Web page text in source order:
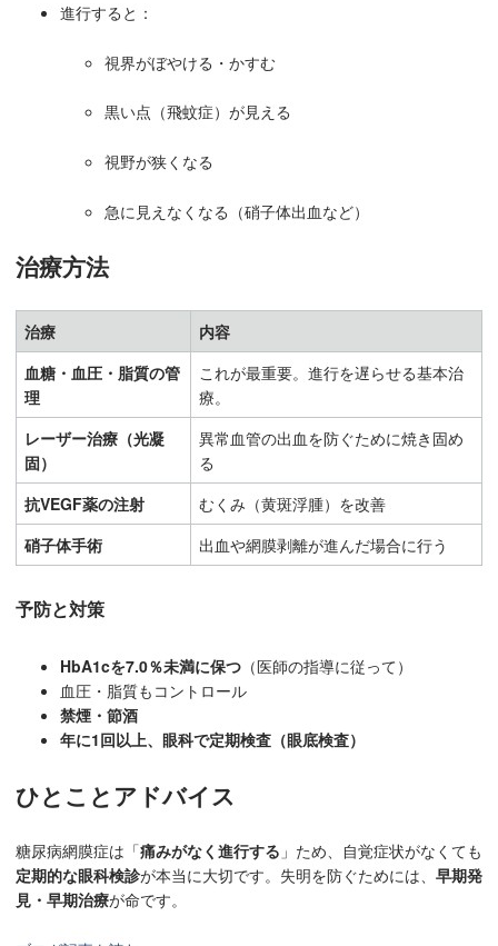
進行すると：
視界がぼやける・かすむ
黒い点（飛蚊症）が見える
視野が狭くなる
急に見えなくなる（硝子体出血など）
治療方法
治療
内容
血糖・血圧・脂質の管
理
これが最重要。進行を遅らせる基本治
療。
レーザー治療（光凝
固）
異常血管の出血を防ぐために焼き固め
る
抗VEGF薬の注射
むくみ（黄斑浮腫）を改善
硝子体手術
出血や網膜剥離が進んだ場合に行う
予防と対策
HbA1cを7.0％未満に保つ （医師の指導に従って）
血圧・脂質もコントロール
禁煙・節酒
年に1回以上、眼科で定期検査（眼底検査）
ひとことアドバイス
糖尿病網膜症は「痛みがなく進行する 」ため、自覚症状がなくても
定期的な眼科検診が本当に大切です。失明を防ぐためには、 早期発
見・早期治療が命です。